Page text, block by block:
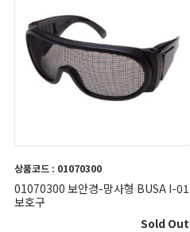
상품코드 : 01070300
01070300 보안경-망사형 BUSA I-01
보호구
Sold Out